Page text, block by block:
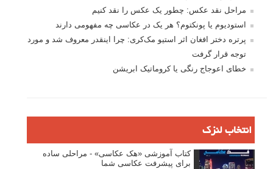
مراحل نقد عکس: چطور یک عکس را نقد کنیم
استودیوم یا پونکتوم؟ هر یک در عکاسی چه مفهومی دارند
پرتره دختر افغان اثر استیو مک‌کری: چرا اینقدر معروف شد و مورد
توجه قرار گرفت
خطای اعوجاج رنگی یا کروماتیک ابریشن
انتخاب لنزک
کتاب آموزشی «هک عکاسی» - مراحلی ساده
برای پیشرفت عکاسی شما